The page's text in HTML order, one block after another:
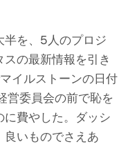
半を、5人のプロジ
の最新情報を引き
イルストーンの日付
営委員会の前で恥を
費やした。ダッシ
良いものでさえあ